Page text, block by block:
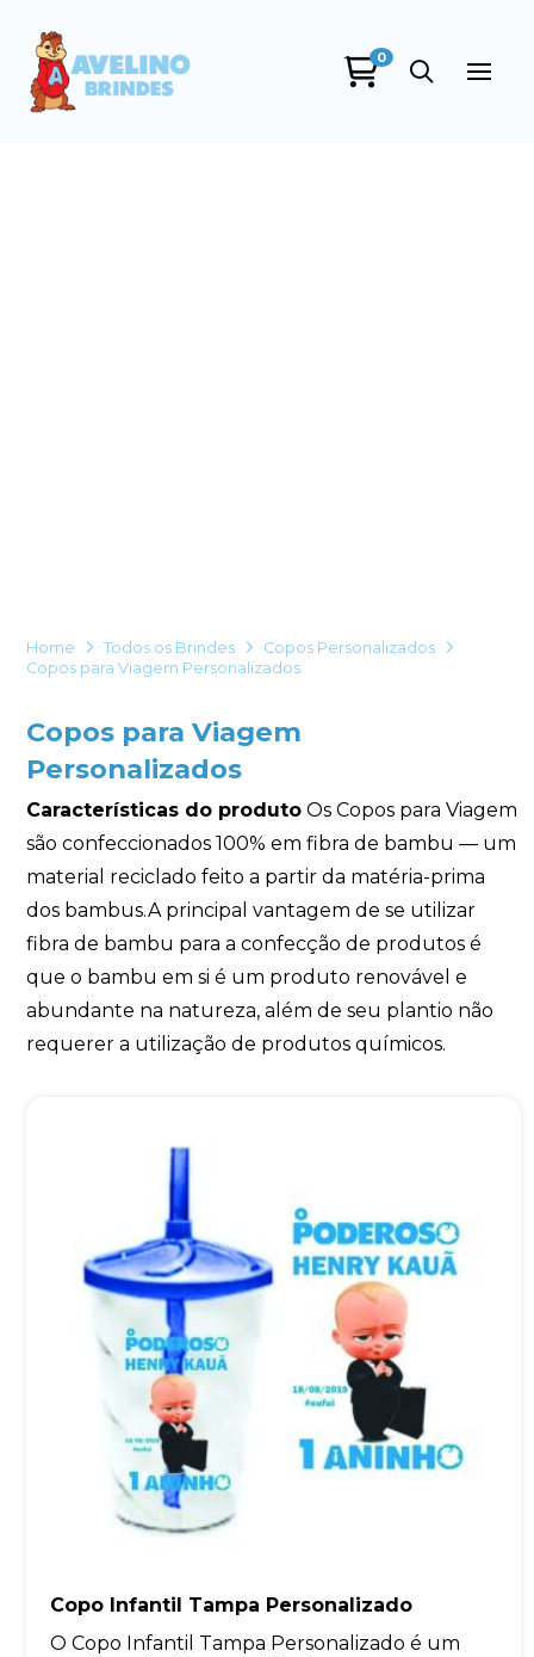
0
Home Todos os Brindes
Copos Personalizados
Copos para Viagem Personalizados
Copos para Viagem
Personalizados
Características do produto Os Copos para Viagem
são confeccionados 100% em fibra de bambu — um
material reciclado feito a partir da matéria-prima
dos bambus.A principal vantagem de se utilizar
fibra de bambu para a confecção de produtos é
que o bambu em si é um produto renovável e
abundante na natureza, além de seu plantio não
requerer a utilização de produtos químicos.
Copo Infantil Tampa Personalizado
O Copo Infantil Tampa Personalizado é um
Avelino Brindes
de marketing. Você pode alterar suas preferências a
qualquer momento.
Iniciar conversa